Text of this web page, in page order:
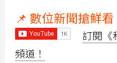
📌 數位新聞搶鮮看
訂閱《
頻道！